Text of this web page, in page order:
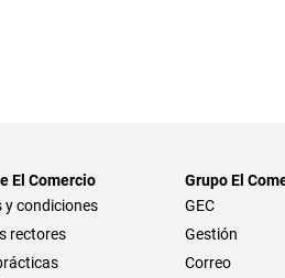
El Comercio
y condiciones
rectores
Grupo El
GEC
Gestión
Correo